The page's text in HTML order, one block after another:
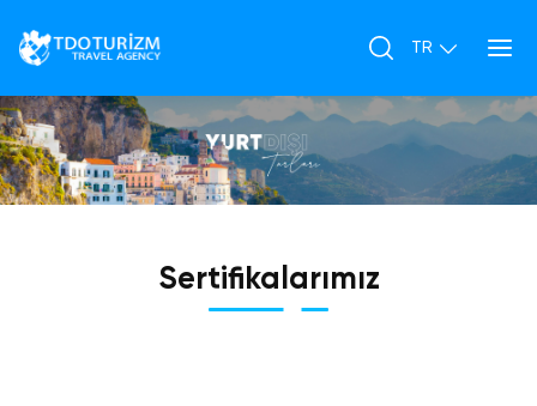
Sertifikalarımız